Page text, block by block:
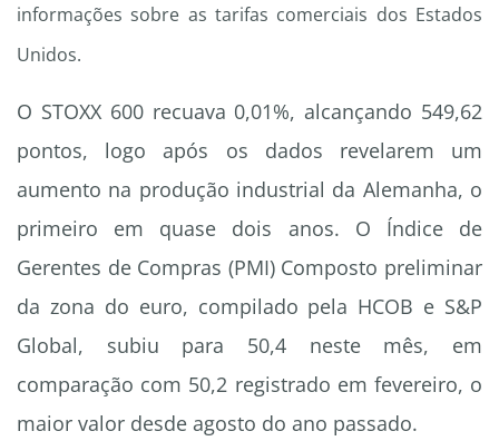
informações sobre as tarifas comerciais dos Estados
Unidos.
O STOXX 600 recuava 0,01%, alcançando 549,62
pontos, logo após os dados revelarem um
aumento na produção industrial da Alemanha, o
primeiro em quase dois anos. O Índice de
Gerentes de Compras (PMI) Composto preliminar
da zona do euro, compilado pela HCOB e S&P
Global, subiu para 50,4 neste mês, em
comparação com 50,2 registrado em fevereiro, o
maior valor desde agosto do ano passado.